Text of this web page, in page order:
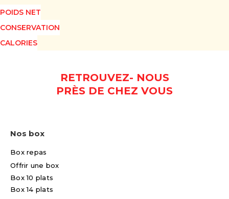
POIDS NET
CONSERVATION
CALORIES
RETROUVEZ- NOUS
PRÈS DE CHEZ VOUS
Nos box
Box repas
Offrir une box
Box 10 plats
Box 14 plats